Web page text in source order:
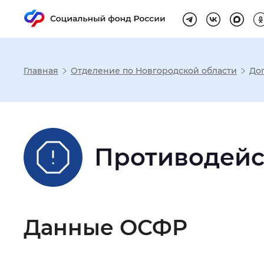
Настройка
Размер шрифта
Шрифт
Интервал между буквами
Главная Отделение по Новгородской области
Данные ОСФР